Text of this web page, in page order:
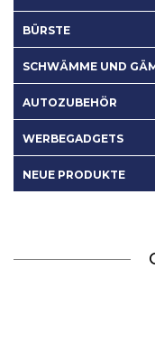
BÜRSTE
SCHWÄMME UND
AUTOZUBEHÖR
WERBEGADGETS
NEUE PRODUKTE